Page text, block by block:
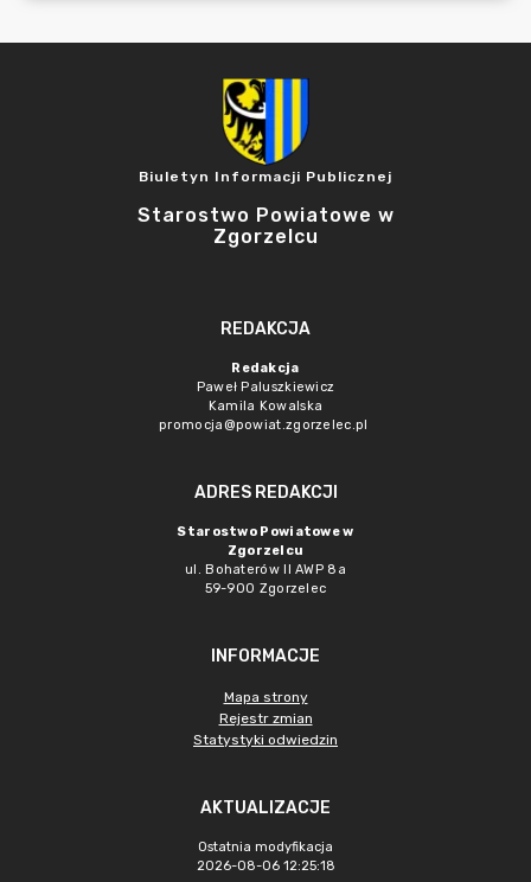
Biuletyn Informacji Publicznej
Starostwo Powiatowe w
Zgorzelcu
REDAKCJA
Redakcja
Paweł Paluszkiewicz
Kamila Kowalska
promocja@powiat.zgorzelec.pl
ADRES REDAKCJI
Starostwo Powiatowe w
Zgorzelcu
ul. Bohaterów II AWP 8a
59-900 Zgorzelec
INFORMACJE
Mapa strony
Rejestr zmian
Statystyki odwiedzin
AKTUALIZACJE
Ostatnia modyfikacja
2026-08-06 12:25:18